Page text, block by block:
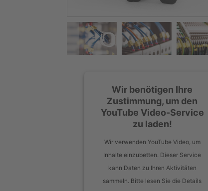
Wir benötigen Ihre
Zustimmung, um den
YouTube Video-Service
zu laden!
Wir verwenden YouTube Video, um
Inhalte einzubetten. Dieser Service
kann Daten zu Ihren Aktivitäten
sammeln. Bitte lesen Sie die Details